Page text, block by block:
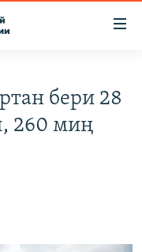
бери 28
260 миң